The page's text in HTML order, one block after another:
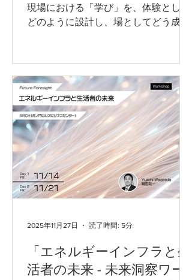
掲げるDLXは、東京大学の様々
現場における「学び」を、体験として
どのように設計し、場としてどう成立
は、Kaospilotが30年以上にわたって培
ってきた体験学習（experiential
learning）とファシリテーションのア
プローチに基づき、授業や研修、教育
プログラムを「コンテンツの集合」で
はなく、学習プロセス全体として構成
する視点を学びます。。学びを段階的
に組み立てるためのフレームワーク
（Learning Arch や Vision Backcasting
など）を用いながら、学習者の主体
計方法を実践的に検討します。
「エネルギーインフラと生
活者の未来 - 未来洞察ワー
2025年11月27日 読了時間: 5分